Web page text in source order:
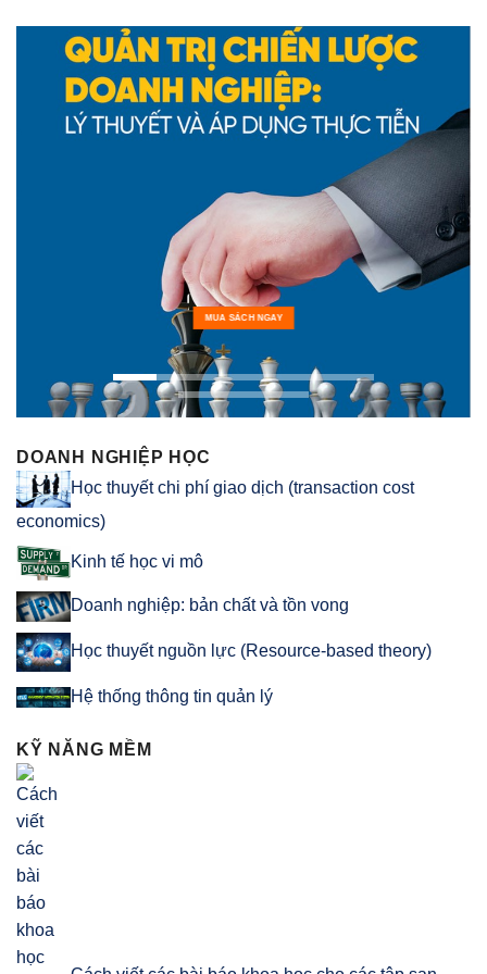
MUA SÁCH NGAY
DOANH NGHIỆP HỌC
Học thuyết chi phí giao dịch (transaction cost
economics)
Kinh tế học vi mô
Doanh nghiệp: bản chất và tồn vong
Học thuyết nguồn lực (Resource-based theory)
Hệ thống thông tin quản lý
KỸ NĂNG MỀM